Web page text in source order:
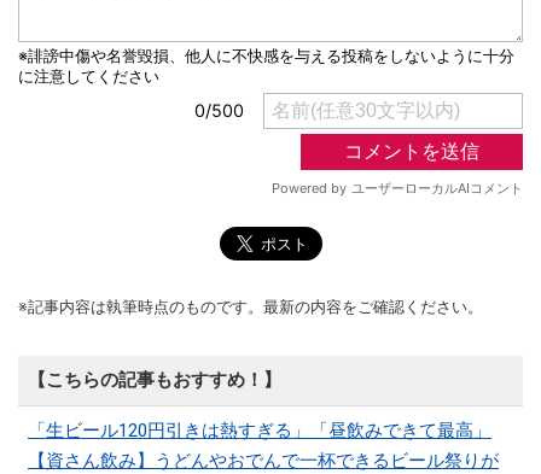
※記事内容は執筆時点のものです。最新の内容をご確認ください。
【こちらの記事もおすすめ！】
「生ビール120円引きは熱すぎる」「昼飲みできて最高」
【資さん飲み】うどんやおでんで一杯できるビール祭りが